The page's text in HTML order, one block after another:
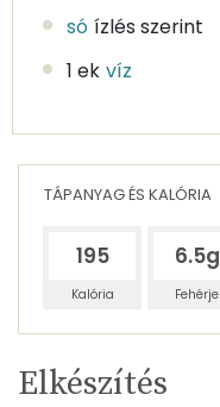
só ízlés szerint
1 ek víz
TÁPANYAG ÉS KALÓRIA
195
Kalória
6.5g
Fehérje
Egy
adagban
TÁPANYAGTARTALOM
Elkészítés